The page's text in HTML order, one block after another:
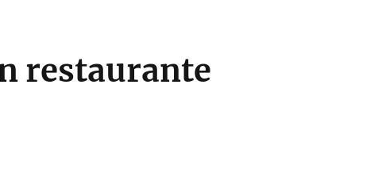
restaurante